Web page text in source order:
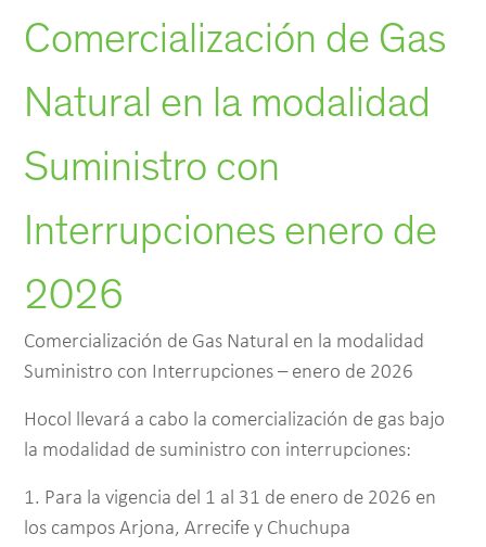
Comercialización de Gas
Natural en la modalidad
Suministro con
Interrupciones enero de
2026
Comercialización de Gas Natural en la modalidad
Suministro con Interrupciones – enero de 2026
Hocol llevará a cabo la comercialización de gas bajo
la modalidad de suministro con interrupciones:
1. Para la vigencia del 1 al 31 de enero de 2026 en
los campos Arjona, Arrecife y Chuchupa